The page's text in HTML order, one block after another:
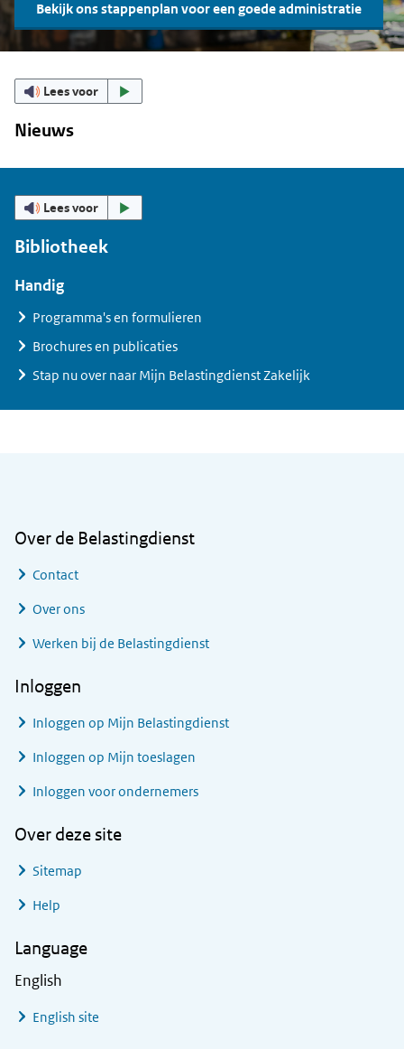
Bekijk ons stappenplan voor een goede administratie
Lees voor
Nieuws
Lees voor
Bibliotheek
Handig
Programma's en formulieren
Brochures en publicaties
Stap nu over naar Mijn Belastingdienst Zakelijk
Over de Belastingdienst
Contact
Over ons
Werken bij de Belastingdienst
Inloggen
Inloggen op Mijn Belastingdienst
Inloggen op Mijn toeslagen
Inloggen voor ondernemers
Over deze site
Sitemap
Help
Language
English
English site